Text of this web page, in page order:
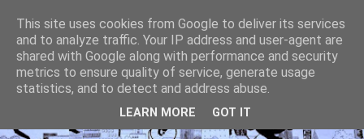
This site uses cookies from Google to deliver its services
and to analyze traffic. Your IP address and user-agent are
shared with Google along with performance and security
metrics to ensure quality of service, generate usage
statistics, and to detect and address abuse.
LEARN MORE GOT IT